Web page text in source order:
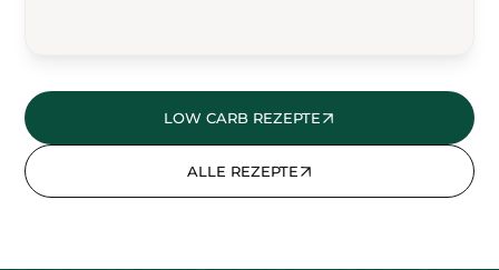
LOW CARB REZEPTE
ALLE REZEPTE